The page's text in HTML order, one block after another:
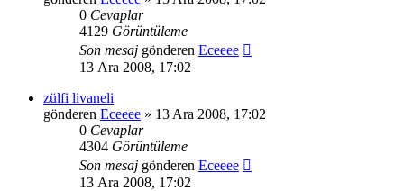
0 Cevaplar
4129 Görüntüleme
Son mesaj gönderen Eceeee
13 Ara 2008, 17:02
zülfi livaneli
gönderen Eceeee » 13 Ara 2008, 17:02
0 Cevaplar
4304 Görüntüleme
Son mesaj gönderen Eceeee
13 Ara 2008, 17:02